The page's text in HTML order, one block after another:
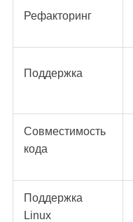
Рефакторинг
Поддержка
Совместимость
кода
Поддержка
Linux